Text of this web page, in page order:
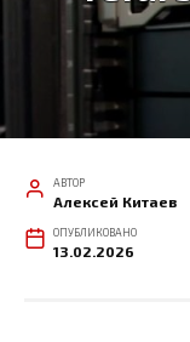
АВТОР
Алексей Китаев
ОПУБЛИКОВАНО
13.02.2026